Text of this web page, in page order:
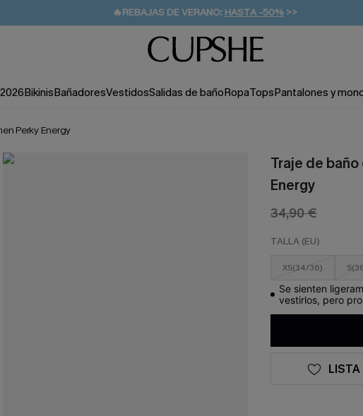
👒PROMOCIÓN DE VERANO:-10% EN 2 VESTIDOS
💌¡SUSCRIBIRSE & GANAR -10% EXTRA!
🚚ENVÍO GRATUITO A PARTIR DE 49 € >>
BikinisBañadoresVestidosSalidas de bañoRopaTopsPantalones y
Perky Energy
Traje de
Energy
34,90 €
TALLA (EU)
XS(34/36)
Se sienten
vestirlos, pero
LISTA